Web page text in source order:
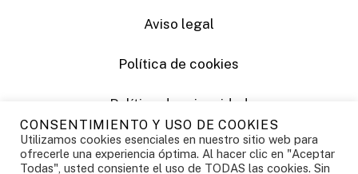
Aviso legal
Política de cookies
Política de privacidad
Powered by Vernetica
CONSENTIMIENTO Y USO DE COOKIES
Utilizamos cookies esenciales en nuestro sitio web para
ofrecerle una experiencia óptima. Al hacer clic en "Aceptar
Todas", usted consiente el uso de TODAS las cookies. Sin